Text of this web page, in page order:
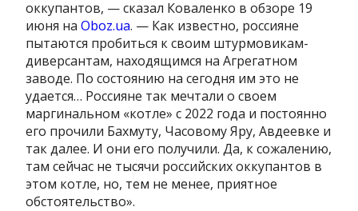
оккупантов, — сказал Коваленко в обзоре 19
июня наOboz.ua. — Как известно, россияне
пытаются пробиться к своим штурмовикам-
диверсантам, находящимся на Агрегатном
заводе. По состоянию на сегодня им это не
удается… Россияне так мечтали о своем
маргинальном «котле» с 2022 года и постоянно
его прочили Бахмуту, Часовому Яру, Авдеевке и
так далее. И они его получили. Да, к сожалению,
там сейчас не тысячи российских оккупантов в
этом котле, но, тем не менее, приятное
обстоятельство».